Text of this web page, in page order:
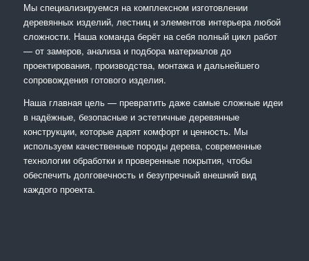
Мы специализируемся на комплексном изготовлении
деревянных изделий, лестниц и элементов интерьера любой
сложности. Наша команда берёт на себя полный цикл работ
— от замеров, анализа и подбора материалов до
проектирования, производства, монтажа и дальнейшего
сопровождения готового изделия.
Наша главная цель — превратить даже самые сложные идеи
в надёжные, безопасные и эстетичные деревянные
конструкции, которые дарят комфорт и ценность. Мы
используем качественные породы дерева, современные
технологии обработки и проверенные покрытия, чтобы
обеспечить долговечность и безупречный внешний вид
каждого проекта.